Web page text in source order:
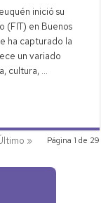
inició su
(FIT) en Buenos
ha capturado la
un variado
cultura, …
Página 1 de 29
»